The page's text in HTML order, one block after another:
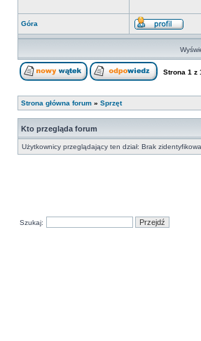
Góra
Strona 1 z
Strona główna forum » Sprzęt
Kto przegląda forum
Użytkownicy przeglądający ten dział: Brak
Szukaj: